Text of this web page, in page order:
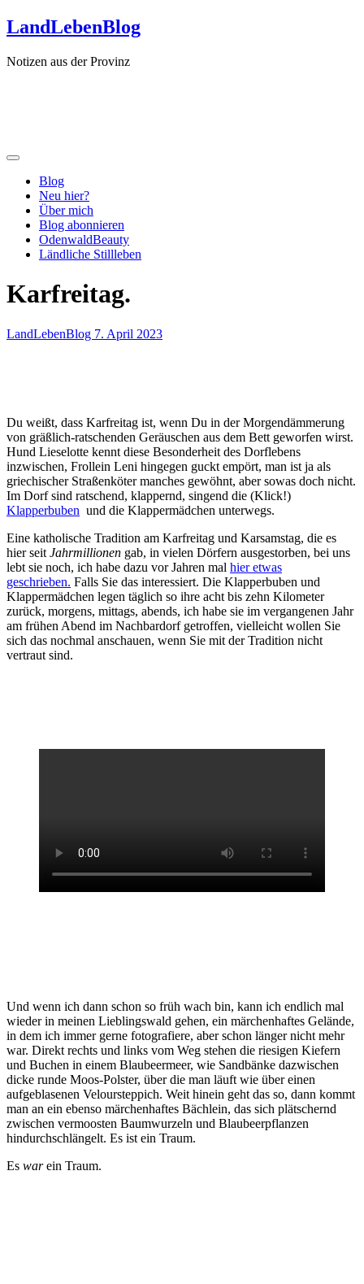
Zum
Inhalt
LandLebenBlog
Notizen aus der Provinz
Blog
Neu hier?
Über mich
Blog abonnieren
OdenwaldBeauty
Ländliche Stillleben
Karfreitag.
LandLebenBlog 7. April 2023
Du weißt, dass Karfreitag ist, wenn Du in der Morgendämmerung
von gräßlich-ratschenden Geräuschen aus dem Bett geworfen wirst.
Hund Lieselotte kennt diese Besonderheit des Dorflebens
inzwischen, Frollein Leni hingegen guckt empört, man ist ja als
griechischer Straßenköter manches gewöhnt, aber sowas doch nicht.
Im Dorf sind ratschend, klappernd, singend die (Klick!)
Klapperbuben und die Klappermädchen unterwegs.
Eine katholische Tradition am Karfreitag und Karsamstag, die es
hier seit Jahrmillionen gab, in vielen Dörfern ausgestorben, bei uns
lebt sie noch, ich habe dazu vor Jahren mal hier etwas
geschrieben. Falls Sie das interessiert. Die Klapperbuben und
Klappermädchen legen täglich so ihre acht bis zehn Kilometer
zurück, morgens, mittags, abends, ich habe sie im vergangenen Jahr
am frühen Abend im Nachbardorf getroffen, vielleicht wollen Sie
sich das nochmal anschauen, wenn Sie mit der Tradition nicht
vertraut sind.
Und wenn ich dann schon so früh wach bin, kann ich endlich mal
wieder in meinen Lieblingswald gehen, ein märchenhaftes Gelände,
in dem ich immer gerne fotografiere, aber schon länger nicht mehr
war. Direkt rechts und links vom Weg stehen die riesigen Kiefern
und Buchen in einem Blaubeermeer, wie Sandbänke dazwischen
dicke runde Moos-Polster, über die man läuft wie über einen
aufgeblasenen Veloursteppich. Weit hinein geht das so, dann kommt
man an ein ebenso märchenhaftes Bächlein, das sich plätschernd
zwischen vermoosten Baumwurzeln und Blaubeerpflanzen
hindurchschlängelt. Es ist ein Traum.
Es warein Traum.